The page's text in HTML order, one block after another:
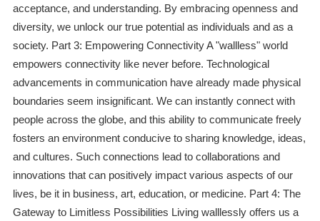
acceptance, and understanding. By embracing openness and
diversity, we unlock our true potential as individuals and as a
society. Part 3: Empowering Connectivity A "wallless" world
empowers connectivity like never before. Technological
advancements in communication have already made physical
boundaries seem insignificant. We can instantly connect with
people across the globe, and this ability to communicate freely
fosters an environment conducive to sharing knowledge, ideas,
and cultures. Such connections lead to collaborations and
innovations that can positively impact various aspects of our
lives, be it in business, art, education, or medicine. Part 4: The
Gateway to Limitless Possibilities Living walllessly offers us a